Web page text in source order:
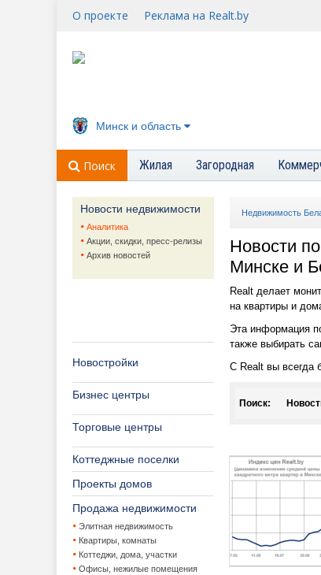
О проекте Реклама на Realt.by
Минск и область
Поиск Жилая Загородная
Новости недвижимости
Аналитика
Акции, скидки, пресс-релизы
Архив новостей
Новостройки
Бизнес центры
Торговые центры
Коттеджные поселки
Проекты домов
Продажа недвижимости
Элитная недвижимость
Квартиры, комнаты
Коттеджи, дома, участки
Офисы, нежилые помещения
Недвижимость
Новости
Минске и
Realt делает
на квартиры и
Эта информация
также выбирать
С Realt вы всегда
Поиск:
Банки